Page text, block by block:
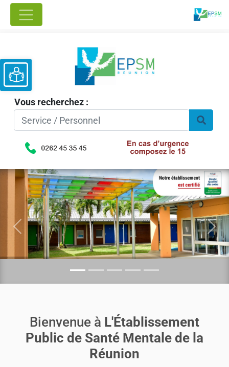
Vous recherchez :
Ouvrir la barre d’outils
Previous
Bienvenue à L'Établissement
Public de Santé Mentale de la
Réunion